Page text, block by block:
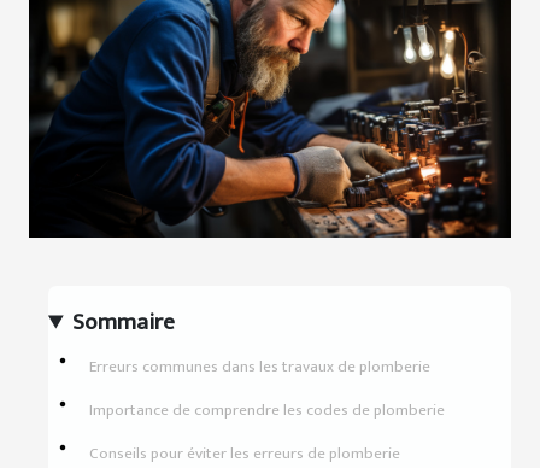
Sommaire
Erreurs communes dans les travaux de plomberie
Importance de comprendre les codes de plomberie
Conseils pour éviter les erreurs de plomberie